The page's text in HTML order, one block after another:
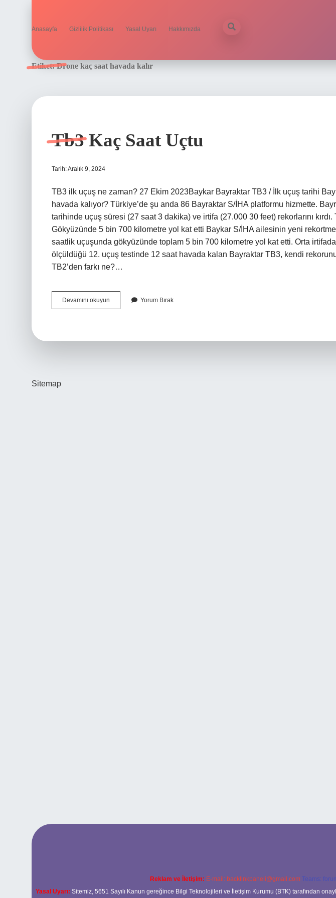
Anasayfa Gizlilik Politikası Yasal Uyarı Hakkımızda
Etiket:Drone kaç saat havada kalır
Tb3 Kaç Saat Uçtu
Tarih: Aralık 9, 2024
TB3 ilk uçuş ne zaman? 27 Ekim 2023Baykar Bayraktar TB3 / İlk uçuş tarihi
havada kalıyor? Türkiye’de şu anda 86 Bayraktar S/İHA platformu hizmette.
tarihinde uçuş süresi (27 saat 3 dakika) ve irtifa (27.000 30 feet) rekorlarını
Gökyüzünde 5 bin 700 kilometre yol kat etti Baykar S/İHA ailesinin yeni
saatlik uçuşunda gökyüzünde toplam 5 bin 700 kilometre yol kat etti. Orta irtifada
ölçüldüğü 12. uçuş testinde 12 saat havada kalan Bayraktar TB3, kendi rekorunu
TB2’den farkı ne?…
Devamını okuyun
Kaç
Yorum Bırak
Sitemap
Reklam ve İletişim: E-mail: backlinkpaneli@gmail.com Teams:
Yasal Uyarı: Sitemiz, 5651 Sayılı Kanun gereğince Bilgi Teknolojileri ve İletişim Kurumu (BTK) tarafından